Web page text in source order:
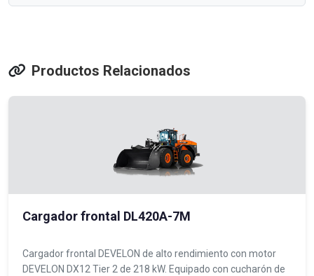
Productos Relacionados
Cargador frontal DL420A-7M
Cargador frontal DEVELON de alto rendimiento con motor
DEVELON DX12 Tier 2 de 218 kW. Equipado con cucharón de